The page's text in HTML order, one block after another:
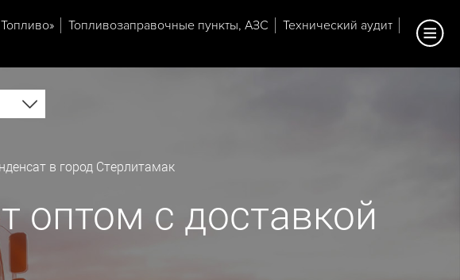
Топливозаправочные пункты, АЗС
Технический аудит
в город Стерлитамак
оптом с доставкой